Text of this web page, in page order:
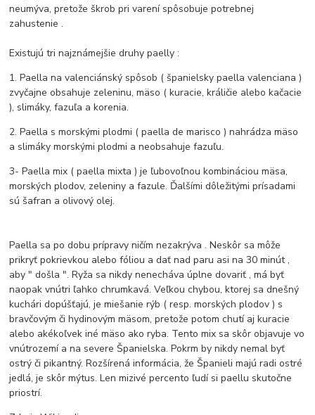
neumýva, pretože škrob pri varení spôsobuje potrebnej
zahustenie .
Existujú tri najznámejšie druhy paelly :
1. Paella na valenciánský spôsob ( španielsky paella valenciana )
zvyčajne obsahuje zeleninu, mäso ( kuracie, králičie alebo kačacie
), slimáky, fazuľa a korenia.
2. Paella s morskými plodmi ( paella de marisco ) nahrádza mäso
a slimáky morskými plodmi a neobsahuje fazuľu.
3- Paella mix ( paella mixta ) je ľubovoľnou kombináciou mäsa,
morských plodov, zeleniny a fazule. Ďalšími dôležitými prísadami
sú šafran a olivový olej.
Paella sa po dobu prípravy ničím nezakrýva .Neskôr sa môže
prikryť pokrievkou alebo fóliou a dať nad paru asi na 30 minút ,
aby " došla ".Ryža sa nikdy nenecháva úplne dovariť , má byť
naopak vnútri ľahko chrumkavá.Veľkou chybou, ktorej sa dnešný
kuchári dopúšťajú, je miešanie rýb ( resp. morských plodov ) s
bravčovým či hydinovým mäsom, pretože potom chutí aj kuracie
alebo akékoľvek iné mäso ako ryba. Tento mix sa skôr objavuje vo
vnútrozemí a na severe Španielska.Pokrm by nikdy nemal byť
ostrý či pikantný.Rozšírená informácia, že Španieli majú radi ostré
jedlá, je skôr mýtus.Len mizivé percento ľudí si paellu skutočne
priostrí.